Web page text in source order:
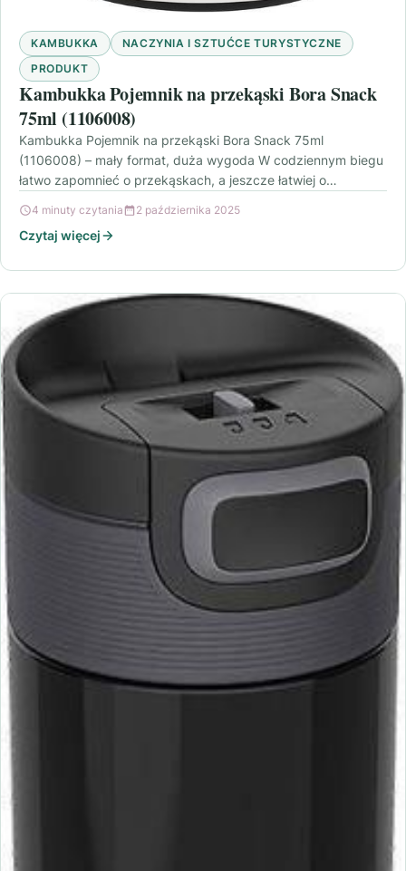
KAMBUKKA
NACZYNIA I SZTUĆCE TURYSTYCZNE
PRODUKT
Kambukka Pojemnik na przekąski Bora Snack
75ml (1106008)
Kambukka Pojemnik na przekąski Bora Snack 75ml
(1106008) – mały format, duża wygoda W codziennym biegu
łatwo zapomnieć o przekąskach, a jeszcze łatwiej o…
4 minuty czytania 2 października 2025
Czytaj więcej